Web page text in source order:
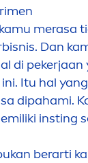
men
merasa
Dan
di pekerjaan
Itu hal
dipahami.
insting
berarti